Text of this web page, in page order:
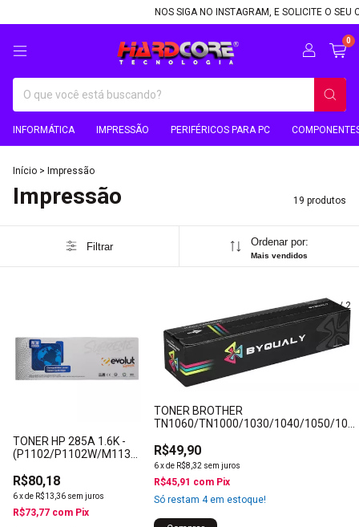
NOS SIGA NO INSTAGRAM, E SOLICITE O SEU
0
INFORMÁTICA IMPRESSÃO PERIFÉRICOS PARA PC
Início > Impressão
Impressão 19 produtos
Filtrar Ordenar por:
Mais vendidos
TONER HP 285A 1.6K -
(P1102/P1102W/M1132)
R$80,18
6xde R$13,36 sem juros
R$73,77 com Pix
1/2
TONER BROTHER
TN1060/TN1000/1030/1040/1050/
R$49,90
6xde R$8,32 sem juros
R$45,91 com Pix
Só restam 4em estoque!